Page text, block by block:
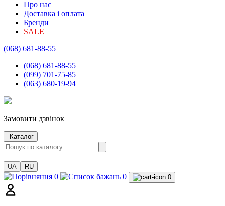
Про нас
Доставка і оплата
Бренди
SALE
(068) 681-88-55
(068) 681-88-55
(099) 701-75-85
(063) 680-19-94
Замовити дзвінок
Каталог
UA RU
0 0 0